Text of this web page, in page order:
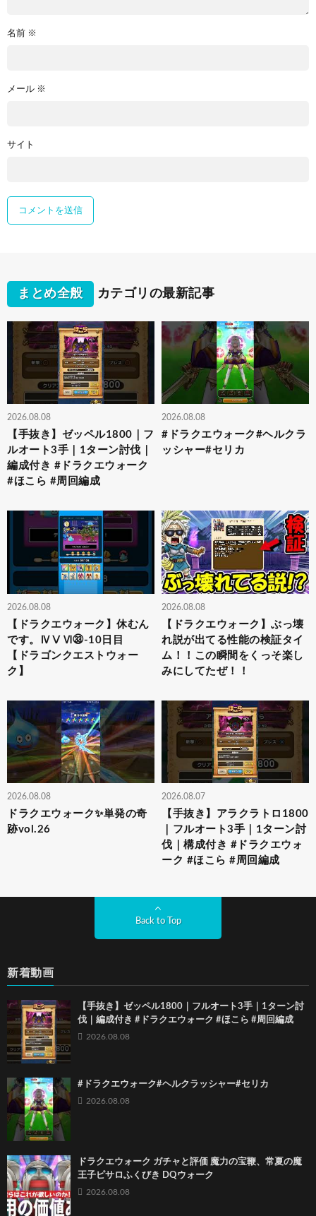
名前 ※
メール ※
サイト
まとめ全般 カテゴリの最新記事
2026.08.08
【手抜き】ゼッペル1800｜フ
ルオート3手｜1ターン討伐｜
編成付き #ドラクエウォーク
#ほこら #周回編成
2026.08.08
#ドラクエウォーク#ヘルクラ
ッシャー#セリカ
2026.08.08
【ドラクエウォーク】休むん
です。ⅣⅤⅥ㉝-10日目
【ドラゴンクエストウォー
ク】
2026.08.08
【ドラクエウォーク】ぶっ壊
れ説が出てる性能の検証タイ
ム！！この瞬間をくっそ楽し
みにしてたぜ！！
2026.08.08
ドラクエウォーク✨単発の奇
跡vol.26
2026.08.07
【手抜き】アラクラトロ1800
｜フルオート3手｜1ターン討
伐｜構成付き #ドラクエウォ
ーク #ほこら #周回編成
Back to Top
新着動画
【手抜き】ゼッペル1800｜フルオート3手｜1ターン討
伐｜編成付き #ドラクエウォーク #ほこら #周回編成
2026.08.08
#ドラクエウォーク#ヘルクラッシャー#セリカ
2026.08.08
ドラクエウォーク ガチャと評価 魔力の宝鞭、常夏の魔
王子ピサロふくびき DQウォーク
2026.08.08